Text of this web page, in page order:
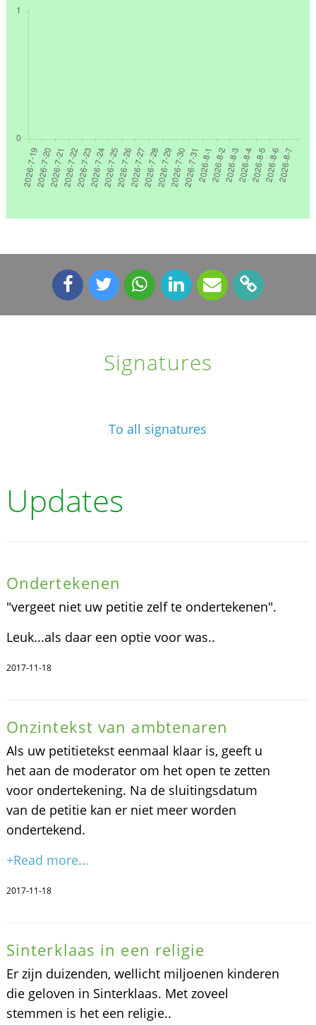
Signatures
To all signatures
Updates
Ondertekenen
"vergeet niet uw petitie zelf te ondertekenen".
Leuk...als daar een optie voor was..
2017-11-18
Onzintekst van ambtenaren
Als uw petitietekst eenmaal klaar is, geeft u
het aan de moderator om het open te zetten
voor ondertekening. Na de sluitingsdatum
van de petitie kan er niet meer worden
ondertekend.
+Read more...
2017-11-18
Sinterklaas in een religie
Er zijn duizenden, wellicht miljoenen kinderen
die geloven in Sinterklaas. Met zoveel
stemmen is het een religie..